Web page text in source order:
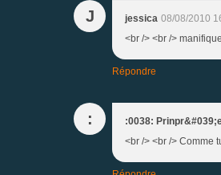
J jessica 08/08/2010
<br /> <br />
Répondre
: :0038:
<br /> <br /> Comme